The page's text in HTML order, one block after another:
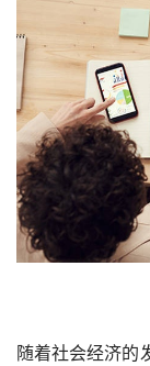
随着社会经济的